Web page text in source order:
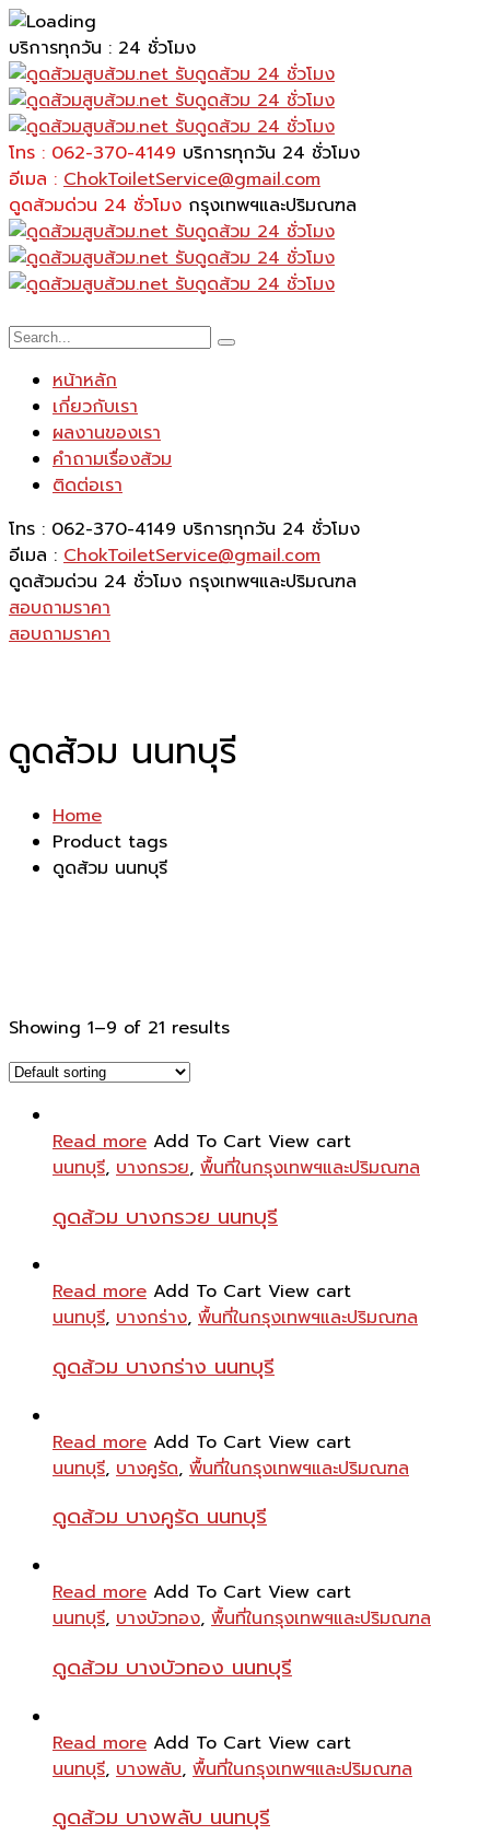
บริการทุกวัน : 24 ชั่วโมง
โทร : 062-370-4149 บริการทุกวัน 24 ชั่วโมง
อีเมล : ChokToiletService@gmail.com
ดูดส้วมด่วน 24 ชั่วโมง กรุงเทพฯและปริมณฑล
หน้าหลัก
เกี่ยวกับเรา
ผลงานของเรา
คำถามเรื่องส้วม
ติดต่อเรา
โทร : 062-370-4149 บริการทุกวัน 24 ชั่วโมง
อีเมล : ChokToiletService@gmail.com
ดูดส้วมด่วน 24 ชั่วโมง กรุงเทพฯและปริมณฑล
สอบถามราคา
สอบถามราคา
ดูดส้วม นนทบุรี
Home
Product tags
ดูดส้วม นนทบุรี
Showing 1–9 of 21 results
Read more Add To Cart View cart
นนทบุรี, บางกรวย, พื้นที่ในกรุงเทพฯและปริมณฑล
ดูดส้วม บางกรวย นนทบุรี
Read more Add To Cart View cart
นนทบุรี, บางกร่าง, พื้นที่ในกรุงเทพฯและปริมณฑล
ดูดส้วม บางกร่าง นนทบุรี
Read more Add To Cart View cart
นนทบุรี, บางคูรัด, พื้นที่ในกรุงเทพฯและปริมณฑล
ดูดส้วม บางคูรัด นนทบุรี
Read more Add To Cart View cart
นนทบุรี, บางบัวทอง, พื้นที่ในกรุงเทพฯและปริมณฑล
ดูดส้วม บางบัวทอง นนทบุรี
Read more Add To Cart View cart
นนทบุรี, บางพลับ, พื้นที่ในกรุงเทพฯและปริมณฑล
ดูดส้วม บางพลับ นนทบุรี